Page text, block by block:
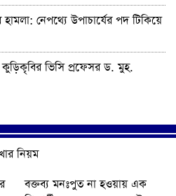
নেপথ্যে উপাচার্যের পদ টিকিয়ে
কুড়িকৃবির ভিসি প্রফেসর ড. মুহ.
নিয়ম
বক্তব্য মনঃপুত না হওয়ায় এক